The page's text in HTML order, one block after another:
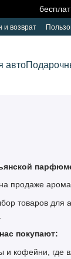
и возврат
авто
продаже
товаров для
покупают:
и кофейни, где